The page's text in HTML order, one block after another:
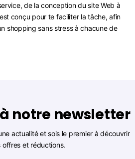
de la conception du site Web à
conçu pour te faciliter la tâche, afin
shopping sans stress à chacune de
notre newsletter
actualité et sois le premier à découvrir
offres et réductions.